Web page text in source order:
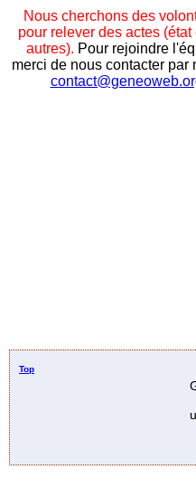
Nous cherchons des
pour relever des actes (état
autres). Pour rejoindre
merci de nous contacter par
Top